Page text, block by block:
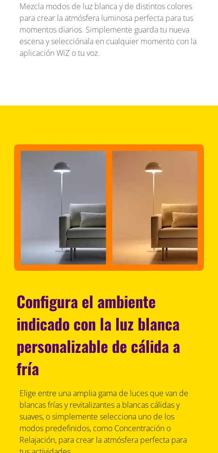
Mezcla modos de luz blanca y de distintos colores
para crear la atmósfera luminosa perfecta para tus
momentos diarios. Simplemente guarda tu nueva
escena y selecciónala en cualquier momento con la
aplicación WiZ o tu voz.
Configura el ambiente
indicado con la luz blanca
personalizable de cálida a
fría
Elige entre una amplia gama de luces que van de
blancas frías y revitalizantes a blancas cálidas y
suaves, o simplemente selecciona uno de los
modos predefinidos, como Concentración o
Relajación, para crear la atmósfera perfecta para